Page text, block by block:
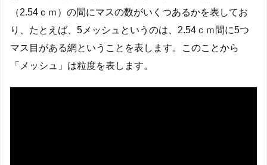
（2.54ｃｍ）の間にマスの数がいくつあるかを表してお
り、たとえば、5メッシュというのは、2.54ｃｍ間に5つ
マス目がある網ということを表します。このことから
「メッシュ」は粒度を表します。